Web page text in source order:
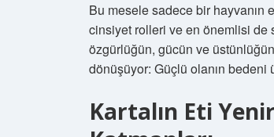
Bu mesele sadece bir hayvanın
cinsiyet rolleri ve en önemlisi de
özgürlüğün, gücün ve
dönüşüyor: Güçlü olanın bedeni
Kartalın Eti